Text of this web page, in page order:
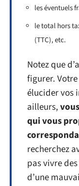
les éventuels
le total hors
(TTC), etc.
Notez que
figurer.
élucider vos
ailleurs,
qui vous
recherchez
pas vivre
d’une